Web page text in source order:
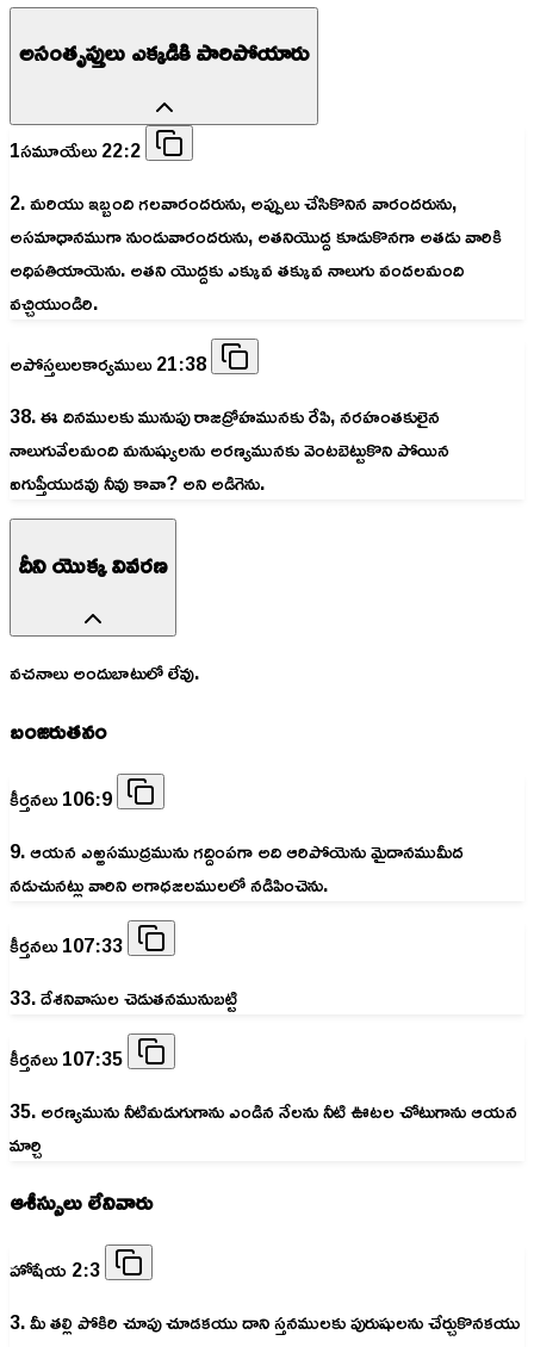
అసంతృప్తులు ఎక్కడికి పారిపోయారు
1సమూయేలు 22:2
2. మరియు ఇబ్బంది గలవారందరును, అప్పులు చేసికొనిన వారందరును,
అసమాధానముగా నుండువారందరును, అతనియొద్ద కూడుకొనగా అతడు వారికి
అధిపతియాయెను. అతని యొద్దకు ఎక్కువ తక్కువ నాలుగు వందలమంది
వచ్చియుండిరి.
అపోస్తలులకార్యములు 21:38
38. ఈ దినములకు మునుపు రాజద్రోహమునకు రేపి, నరహంతకులైన
నాలుగువేలమంది మనుష్యులను అరణ్యమునకు వెంటబెట్టుకొని పోయిన
ఐగుప్తీయుడవు నీవు కావా? అని అడిగెను.
దీని యొక్క వివరణ
వచనాలు అందుబాటులో లేవు.
బంజరుతనం
కీర్తనలు 106:9
9. ఆయన ఎఱ్ఱసముద్రమును గద్దింపగా అది ఆరిపోయెను మైదానముమీద
నడుచునట్లు వారిని అగాధజలములలో నడిపించెను.
కీర్తనలు 107:33
33. దేశనివాసుల చెడుతనమునుబట్టి
కీర్తనలు 107:35
35. అరణ్యమును నీటిమడుగుగాను ఎండిన నేలను నీటి ఊటల చోటుగాను ఆయన
మార్చి
ఆశీస్సులు లేనివారు
హోషేయ 2:3
3. మీ తల్లి పోకిరి చూపు చూడకయు దాని స్తనములకు పురుషులను చేర్చుకొనకయు